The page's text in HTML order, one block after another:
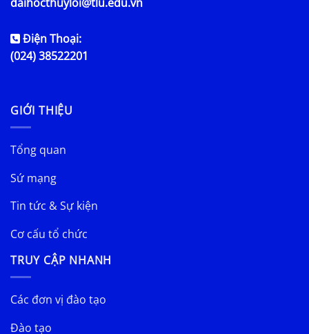
Điện Thoại:
(024) 38522201
GIỚI THIỆU
Tổng quan
Sứ mạng
Tin tức & Sự kiện
Cơ cấu tổ chức
TRUY CẬP NHANH
Các đơn vị đào tạo
Đào tạo